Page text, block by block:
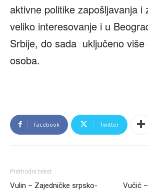
aktivne politike zapošljavanja i
veliko interesovanje i u
Srbije, do sada uključeno više
osoba.
Facebook Twitter
Prethodni tekst
Vulin – Zajedničke srpsko- Vučić